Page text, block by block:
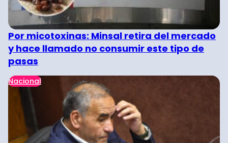
Por micotoxinas: Minsal retira del mercado
y hace llamado no consumir este tipo de
pasas
Nacional